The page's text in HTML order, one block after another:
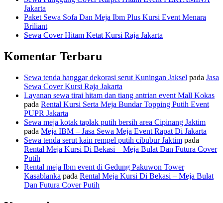
Jakarta
Paket Sewa Sofa Dan Meja Ibm Plus Kursi Event Menara
Briliant
Sewa Cover Hitam Ketat Kursi Raja Jakarta
Komentar Terbaru
Sewa tenda hanggar dekorasi serut Kuningan Jaksel pada Jasa
Sewa Cover Kursi Raja Jakarta
Layanan sewa tirai hitam dan tiang antrian event Mall Kokas
pada Rental Kursi Serta Meja Bundar Topping Putih Event
PUPR Jakarta
Sewa meja kotak taplak putih bersih area Cipinang Jaktim
pada Meja IBM – Jasa Sewa Meja Event Rapat Di Jakarta
Sewa tenda serut kain rempel putih cibubur Jaktim pada
Rental Meja Kursi Di Bekasi – Meja Bulat Dan Futura Cover
Putih
Rental meja Ibm event di Gedung Pakuwon Tower
Kasablanka pada Rental Meja Kursi Di Bekasi – Meja Bulat
Dan Futura Cover Putih